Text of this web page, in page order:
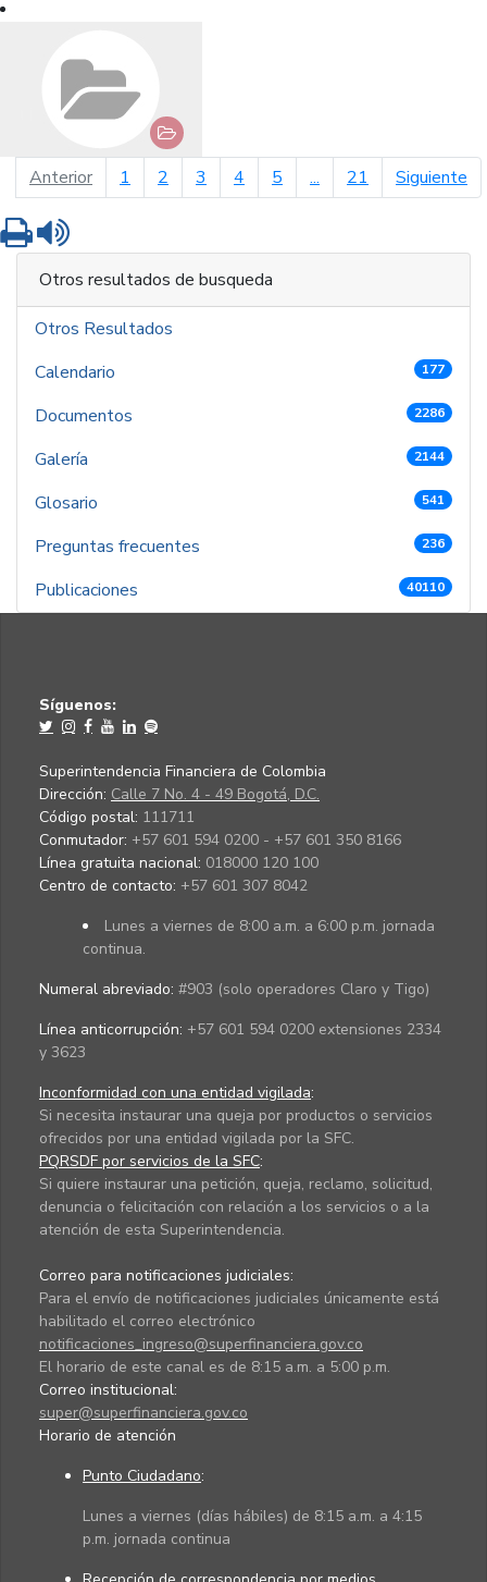
Anteriorpágina anterior
1 2 3 4 5 ... 21 Siguiente
Imprimir
Otros resultados de busqueda
Otros Resultados
Calendario
177
Documentos 2286
Galería 2144
Glosario 541
Preguntas frecuentes 236
Publicaciones 40110
Síguenos:
Superintendencia Financiera de Colombia
Dirección: Calle 7 No. 4 - 49 Bogotá, D.C.
Código postal: 111711
Conmutador: +57 601 594 0200 - +57 601 350 8166
Línea gratuita nacional: 018000 120 100
Centro de contacto: +57 601 307 8042
Lunes a viernes de 8:00 a.m. a 6:00 p.m. jornada
continua.
Numeral abreviado: #903 (solo operadores Claro y Tigo)
Línea anticorrupción: +57 601 594 0200 extensiones 2334
y 3623
Inconformidad con una entidad vigilada:
Si necesita instaurar una queja por productos o servicios
ofrecidos por una entidad vigilada por la SFC.
PQRSDF por servicios de la SFC:
Si quiere instaurar una petición, queja, reclamo, solicitud,
denuncia o felicitación con relación a los servicios o a la
atención de esta Superintendencia.
Correo para notificaciones judiciales:
Para el envío de notificaciones judiciales únicamente está
habilitado el correo electrónico
notificaciones_ingreso@superfinanciera.gov.co
El horario de este canal es de 8:15 a.m. a 5:00 p.m.
Correo institucional:
super@superfinanciera.gov.co
Horario de atención
Punto Ciudadano:
Lunes a viernes (días hábiles) de 8:15 a.m. a 4:15
p.m. jornada continua